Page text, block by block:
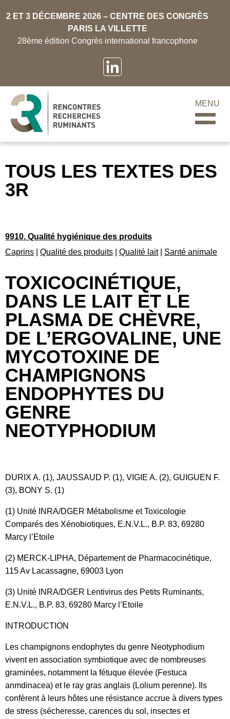
2 ET 3 DÉCEMBRE 2026 – CENTRE DES CONGRÈS
PARIS LA VILLETTE
28ème édition Congrès international francophone
MENU
TOUS LES TEXTES DES
3R
9910. Qualité hygiénique des produits
Caprins
Qualité des produits Qualité lait| Santé animale
TOXICOCINÉTIQUE,
DANS LE LAIT ET LE
PLASMA DE CHÈVRE,
DE L’ERGOVALINE, UNE
MYCOTOXINE DE
CHAMPIGNONS
ENDOPHYTES DU
GENRE
NEOTYPHODIUM
DURIX A. (1), JAUSSAUD P. (1), VIGIE A. (2), GUIGUEN F.
(3), BONY S. (1)
(1) Unité INRA/DGER Métabolisme et Toxicologie
Comparés des Xénobiotiques, E.N.V.L., B.P. 83, 69280
Marcy l’Etoile
(2) MERCK-LIPHA, Département de Pharmacocinétique,
115 Av Lacassagne, 69003 Lyon
(3) Unité INRA/DGER Lentivirus des Petits Ruminants,
E.N.V.L., B.P. 83, 69280 Marcy l’Etoile
INTRODUCTION
Les champignons endophytes du genre Neotyphodium
vivent en association symbiotique avec de nombreuses
graminées, notamment la fétuque élevée (Festuca
anmdinacea) et le ray gras anglais (Lolium perenne). Ils
confèrent à leurs hôtes une résistance accrue à divers types
de stress (sécheresse, carences du sol, insectes et